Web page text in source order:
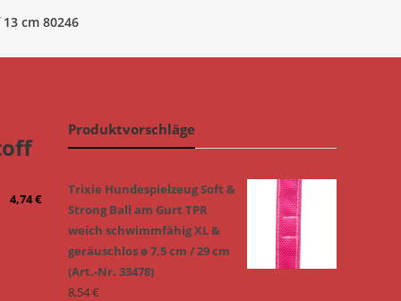
cm 80246
4,74€
Produktvorschläge
Trixie Hundespielzeug Soft &
Strong Ball am Gurt TPR
weich schwimmfähig XL &
geräuschlos ø 7,5 cm / 29 cm
(Art.-Nr. 33478)
8,54€